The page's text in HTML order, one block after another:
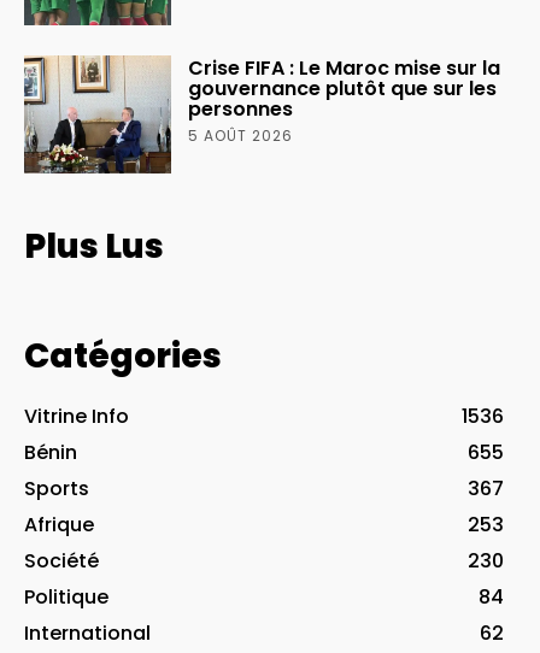
Crise FIFA : Le Maroc mise sur la
gouvernance plutôt que sur les
personnes
5 AOÛT 2026
Plus Lus
Catégories
Vitrine Info
1536
Bénin
655
Sports
367
Afrique
253
Société
230
Politique
84
International
62